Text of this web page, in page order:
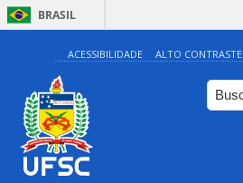
BRASIL
ACESSIBILIDADE ALTO CONTRASTE